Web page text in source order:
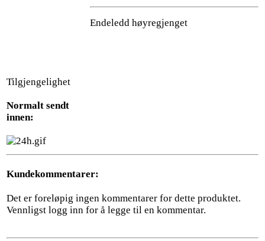
Endeledd høyregjenget
Tilgjengelighet
Normalt sendt
innen:
Kundekommentarer:
Det er foreløpig ingen kommentarer for dette produktet.
Vennligst logg inn for å legge til en kommentar.